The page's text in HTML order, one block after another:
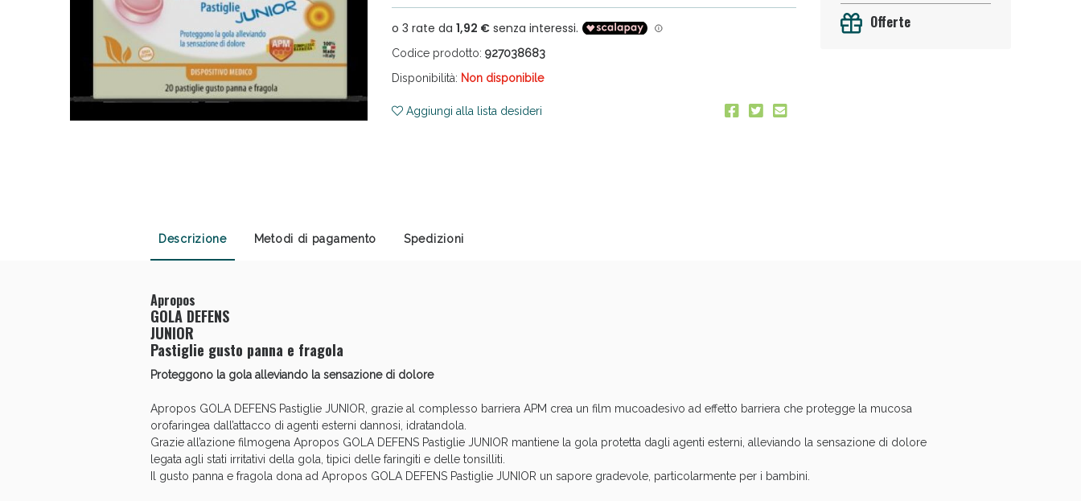
Codice prodotto: 927038683
Disponibilità: Non disponibile
Aggiungi alla lista desideri
Offerte
Descrizione Metodi di pagamento Spedizioni
Apropos
GOLA DEFENS
JUNIOR
Pastiglie gusto panna e fragola
Proteggono la gola alleviando la sensazione di dolore
Apropos GOLA DEFENS Pastiglie JUNIOR, grazie al complesso barriera APM crea un film mucoadesivo ad effetto barriera che protegge la mucosa
orofaringea dall’attacco di agenti esterni dannosi, idratandola.
Grazie all’azione filmogena Apropos GOLA DEFENS Pastiglie JUNIOR mantiene la gola protetta dagli agenti esterni, alleviando la sensazione di dolore
legata agli stati irritativi della gola, tipici delle faringiti e delle tonsilliti.
Il gusto panna e fragola dona ad Apropos GOLA DEFENS Pastiglie JUNIOR un sapore gradevole, particolarmente per i bambini.
Salini e Multivitaminici: oggi Sconto extra fino al 50%!